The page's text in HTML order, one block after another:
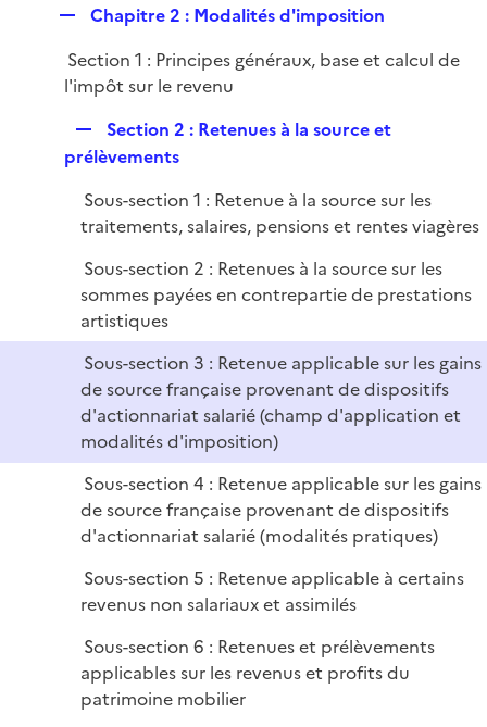
r p
l
e
r
Chapitre 2 : Modalités d'imposition
Section 1 : Principes généraux, base et calcul de
l'impôt sur le revenu
e
l
i
Section 2 : Retenues à la source et
prélèvements
Sous-section 1 : Retenue à la source sur les
traitements, salaires, pensions et rentes viagères
Sous-section 2 : Retenues à la source sur les
sommes payées en contrepartie de prestations
artistiques
Sous-section 3 : Retenue applicable sur les gains
de source française provenant de dispositifs
d'actionnariat salarié (champ d'application et
modalités d'imposition)
Sous-section 4 : Retenue applicable sur les gains
de source française provenant de dispositifs
d'actionnariat salarié (modalités pratiques)
Sous-section 5 : Retenue applicable à certains
revenus non salariaux et assimilés
Sous-section 6 : Retenues et prélèvements
applicables sur les revenus et profits du
patrimoine mobilier